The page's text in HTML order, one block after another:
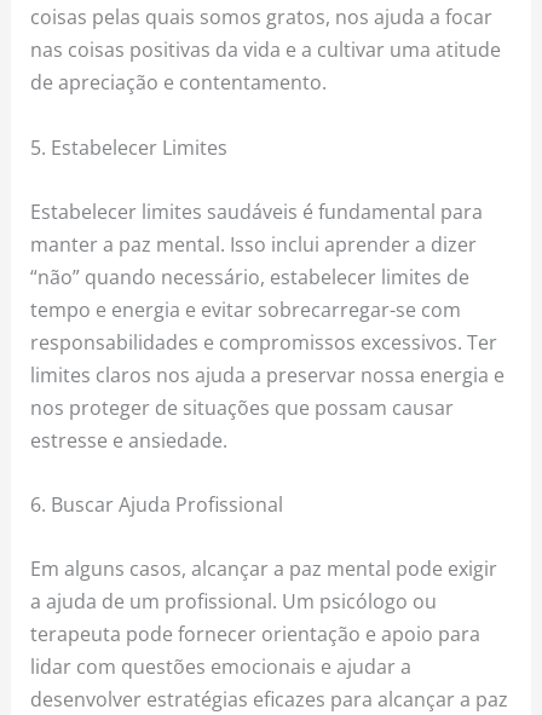
coisas pelas quais somos gratos, nos ajuda a focar
nas coisas positivas da vida e a cultivar uma atitude
de apreciação e contentamento.
5. Estabelecer Limites
Estabelecer limites saudáveis ​​é fundamental para
manter a paz mental. Isso inclui aprender a dizer
“não” quando necessário, estabelecer limites de
tempo e energia e evitar sobrecarregar-se com
responsabilidades e compromissos excessivos. Ter
limites claros nos ajuda a preservar nossa energia e
nos proteger de situações que possam causar
estresse e ansiedade.
6. Buscar Ajuda Profissional
Em alguns casos, alcançar a paz mental pode exigir
a ajuda de um profissional. Um psicólogo ou
terapeuta pode fornecer orientação e apoio para
lidar com questões emocionais e ajudar a
desenvolver estratégias eficazes para alcançar a paz